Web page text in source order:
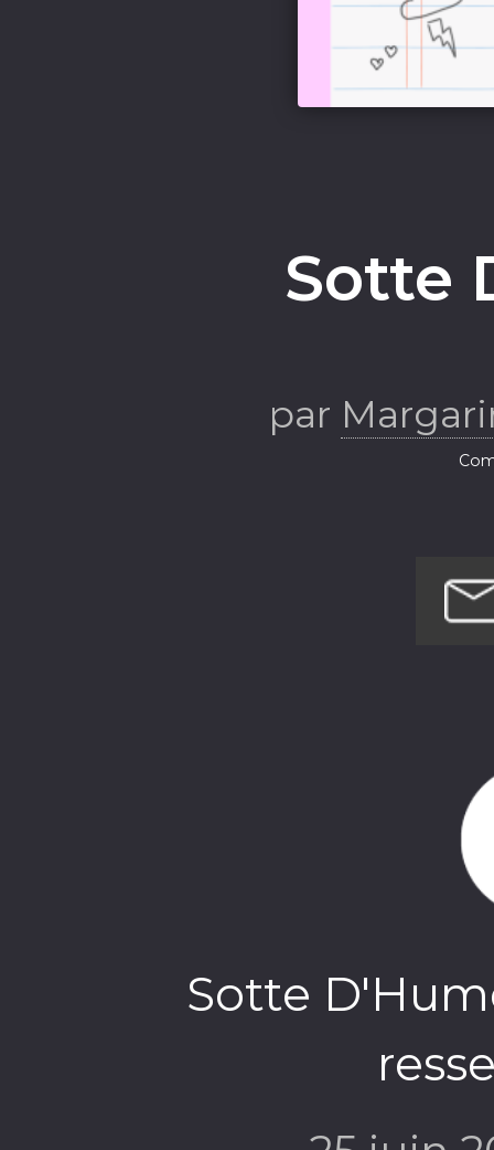
Sotte
par
Sotte